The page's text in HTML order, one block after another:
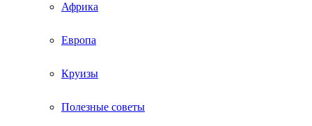
Африка
Европа
Круизы
Полезные советы